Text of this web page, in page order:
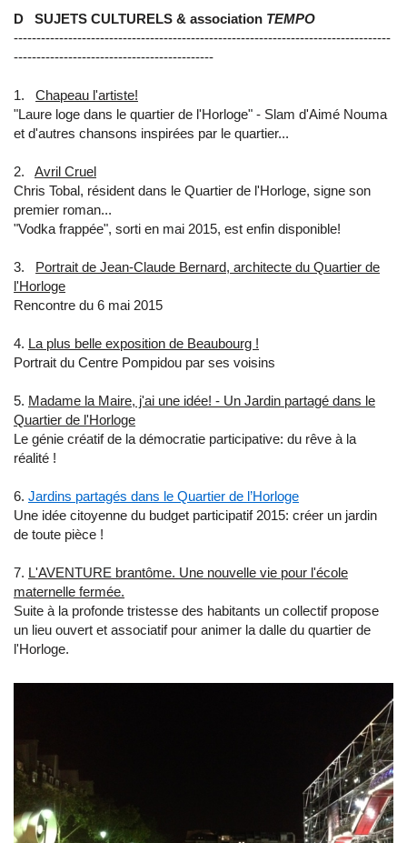
D SUJETS CULTURELS & association TEMPO
-----------------------------------------------------------------------------------
--------------------------------------------
1. Chapeau l'artiste!
"Laure loge dans le quartier de l'Horloge" - Slam d'Aimé Nouma
et d'autres chansons inspirées par le quartier...
2. Avril Cruel
Chris Tobal, résident dans le Quartier de l'Horloge, signe son
premier roman...
"Vodka frappée", sorti en mai 2015, est enfin disponible!
3. Portrait de Jean-Claude Bernard, architecte du Quartier de
l'Horloge
Rencontre du 6 mai 2015
​4. La plus belle exposition de Beaubourg !
​Portrait du Centre Pompidou par ses voisins
​5. Madame la Maire, j'ai une idée! - Un Jardin partagé dans le
Quartier de l'Horloge
Le génie créatif de la démocratie participative: du rêve à la
réalité !
6. Jardins partagés dans le Quartier de l’Horloge
​Une idée citoyenne du budget participatif 2015: créer un jardin
de toute pièce !
7. L'AVENTURE brantôme. Une nouvelle vie pour l'école
maternelle fermée.
Suite à la profonde tristesse des habitants un collectif propose
un lieu ouvert et associatif pour animer la dalle du quartier de
l'Horloge.